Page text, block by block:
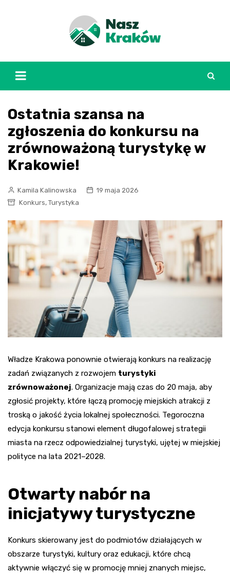
Ostatnia szansa na
zgłoszenia do konkursu na
zrównoważoną turystykę w
Krakowie!
Kamila Kalinowska
19 maja 2026
Konkurs, Turystyka
Władze Krakowa ponownie otwierają konkurs na realizację
zadań związanych z rozwojem turystyki
zrównoważonej. Organizacje mają czas do 20 maja, aby
zgłosić projekty, które łączą promocję miejskich atrakcji z
troską o jakość życia lokalnej społeczności. Tegoroczna
edycja konkursu stanowi element długofalowej strategii
miasta na rzecz odpowiedzialnej turystyki, ujętej w miejskiej
polityce na lata 2021–2028.
Otwarty nabór na
inicjatywy turystyczne
Konkurs skierowany jest do podmiotów działających w
obszarze turystyki, kultury oraz edukacji, które chcą
aktywnie włączyć się w promocję mniej znanych miejsc,